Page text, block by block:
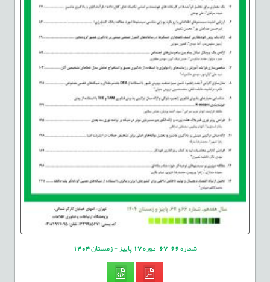
شماره66
,
67 دوره17پاییز - زمستان1404